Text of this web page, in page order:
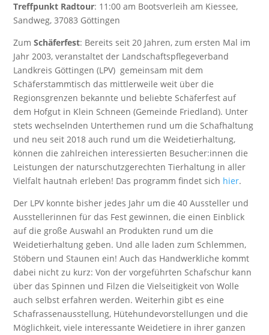
Treffpunkt Radtour: 11:00 am Bootsverleih am Kiessee,
Sandweg, 37083 Göttingen
Zum Schäferfest: Bereits seit 20 Jahren, zum ersten Mal im
Jahr 2003, veranstaltet der Landschaftspflegeverband
Landkreis Göttingen (LPV) gemeinsam mit dem
Schäferstammtisch das mittlerweile weit über die
Regionsgrenzen bekannte und beliebte Schäferfest auf
dem Hofgut in Klein Schneen (Gemeinde Friedland). Unter
stets wechselnden Unterthemen rund um die Schafhaltung
und neu seit 2018 auch rund um die Weidetierhaltung,
können die zahlreichen interessierten Besucher:innen die
Leistungen der naturschutzgerechten Tierhaltung in aller
Vielfalt hautnah erleben! Das programm findet sich hier.
Der LPV konnte bisher jedes Jahr um die 40 Aussteller und
Ausstellerinnen für das Fest gewinnen, die einen Einblick
auf die große Auswahl an Produkten rund um die
Weidetierhaltung geben. Und alle laden zum Schlemmen,
Stöbern und Staunen ein! Auch das Handwerkliche kommt
dabei nicht zu kurz: Von der vorgeführten Schafschur kann
über das Spinnen und Filzen die Vielseitigkeit von Wolle
auch selbst erfahren werden. Weiterhin gibt es eine
Schafrassenausstellung, Hütehundevorstellungen und die
Möglichkeit, viele interessante Weidetiere in ihrer ganzen